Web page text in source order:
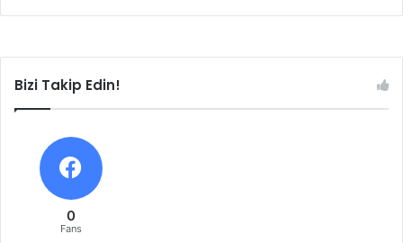
Bizi Takip Edin!
0
Fans